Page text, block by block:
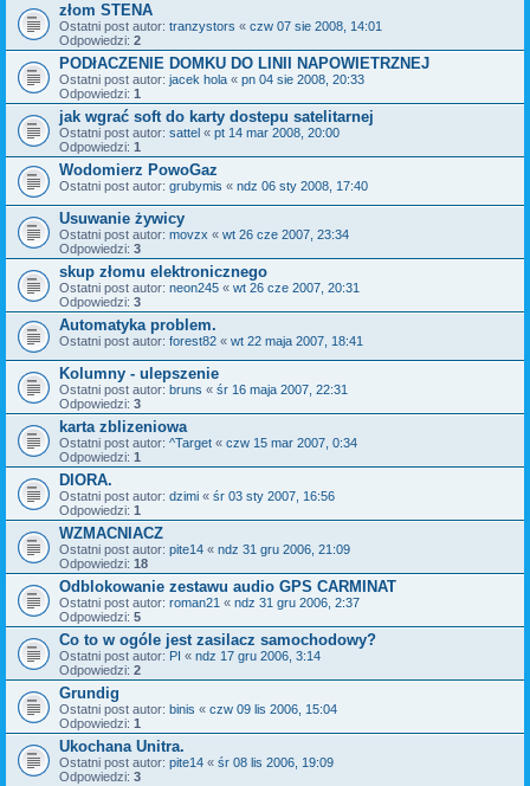
złom STENA
Ostatni post autor: tranzystors « czw 07 sie 2008, 14:01
Odpowiedzi: 2
PODłACZENIE DOMKU DO LINII NAPOWIETRZNEJ
Ostatni post autor: jacek hola « pn 04 sie 2008, 20:33
Odpowiedzi: 1
jak wgrać soft do karty dostepu satelitarnej
Ostatni post autor: sattel « pt 14 mar 2008, 20:00
Odpowiedzi: 1
Wodomierz PowoGaz
Ostatni post autor: grubymis « ndz 06 sty 2008, 17:40
Usuwanie żywicy
Ostatni post autor: movzx « wt 26 cze 2007, 23:34
Odpowiedzi: 3
skup złomu elektronicznego
Ostatni post autor: neon245 « wt 26 cze 2007, 20:31
Odpowiedzi: 3
Automatyka problem.
Ostatni post autor: forest82 « wt 22 maja 2007, 18:41
Kolumny - ulepszenie
Ostatni post autor: bruns « śr 16 maja 2007, 22:31
Odpowiedzi: 3
karta zblizeniowa
Ostatni post autor: ^Target « czw 15 mar 2007, 0:34
Odpowiedzi: 1
DIORA.
Ostatni post autor: dzimi « śr 03 sty 2007, 16:56
Odpowiedzi: 1
WZMACNIACZ
Ostatni post autor: pite14 « ndz 31 gru 2006, 21:09
Odpowiedzi: 18
Odblokowanie zestawu audio GPS CARMINAT
Ostatni post autor: roman21 « ndz 31 gru 2006, 2:37
Odpowiedzi: 5
Co to w ogóle jest zasilacz samochodowy?
Ostatni post autor: PI « ndz 17 gru 2006, 3:14
Odpowiedzi: 2
Grundig
Ostatni post autor: binis « czw 09 lis 2006, 15:04
Odpowiedzi: 1
Ukochana Unitra.
Ostatni post autor: pite14 « śr 08 lis 2006, 19:09
Odpowiedzi: 3